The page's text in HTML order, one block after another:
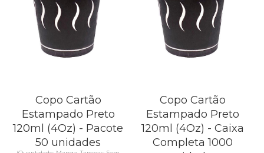
Copo Cartão
Estampado Preto
120ml (4Oz) - Pacote
50 unidades
Copo Cartão
Estampado Preto
120ml (4Oz) - Caixa
Completa 1000